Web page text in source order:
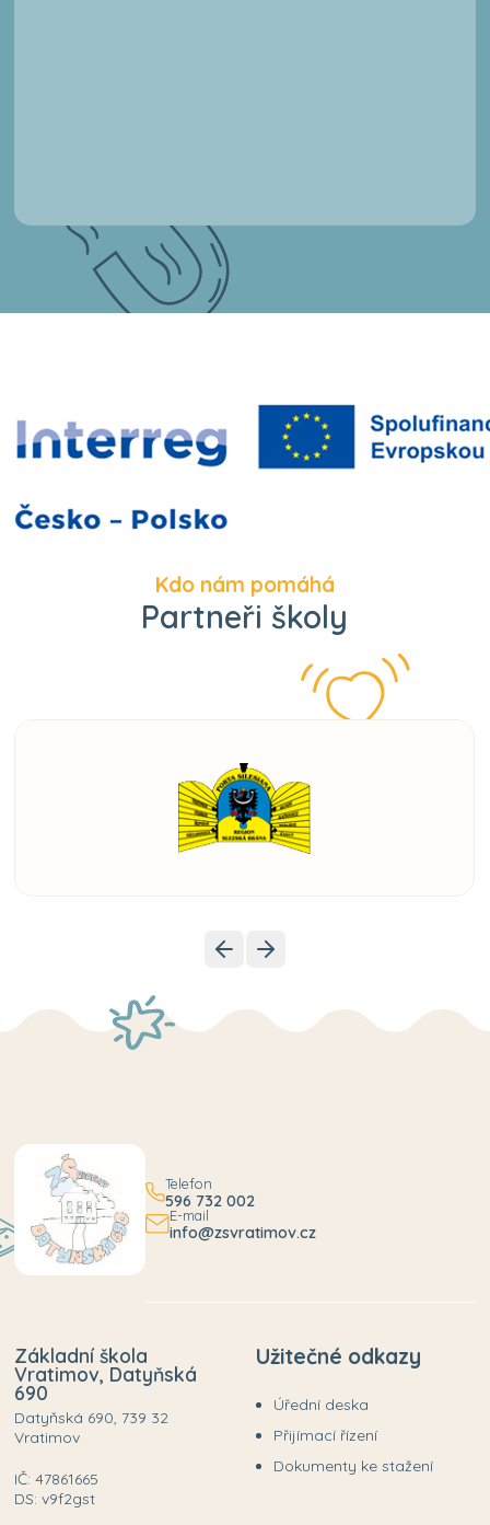
Kdo nám pomáhá
Partneři školy
Telefon
596 732 002
E-mail
info@zsvratimov.cz
Základní škola
Vratimov, Datyňská
690
Datyňská 690, 739 32
Vratimov
IČ: 47861665
DS: v9f2gst
Užitečné odkazy
Úřední deska
Přijímací řízení
Dokumenty ke stažení